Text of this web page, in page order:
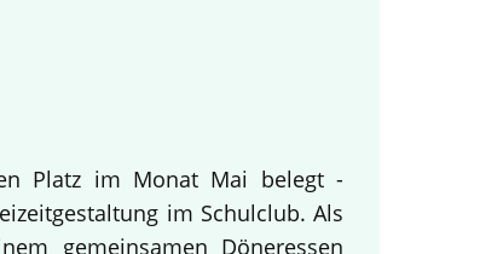
Platz im Monat Mai belegt -
im Schulclub. Als
gemeinsamen Döneressen